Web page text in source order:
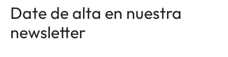
Date de alta en nuestra
newsletter